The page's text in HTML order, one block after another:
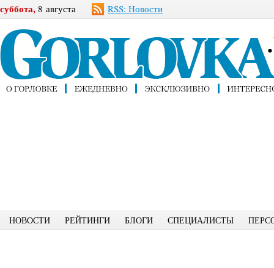
суббота, 8 августа RSS: Новости
НОВОСТИ РЕЙТИНГИ БЛОГИ СПЕЦИАЛИСТЫ